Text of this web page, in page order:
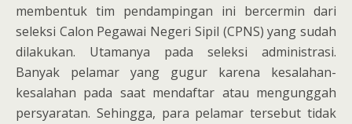
membentuk tim pendampingan ini bercermin dari
seleksi Calon Pegawai Negeri Sipil (CPNS) yang sudah
dilakukan. Utamanya pada seleksi administrasi.
Banyak pelamar yang gugur karena kesalahan-
kesalahan pada saat mendaftar atau mengunggah
persyaratan. Sehingga, para pelamar tersebut tidak